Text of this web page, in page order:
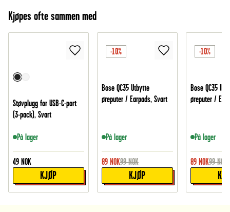
Kjøpes ofte sammen med
Støvplugg for USB-C-port
(3-pack), Svart
På lager
49 NOK
KJØP
-10%
Bose QC35 Utbytte
øreputer / Earpads, Svart
På lager
89 NOK99 NOK
KJØP
-10%
Bose QC35 II
øreputer /
På lager
89 NOK99 NOK